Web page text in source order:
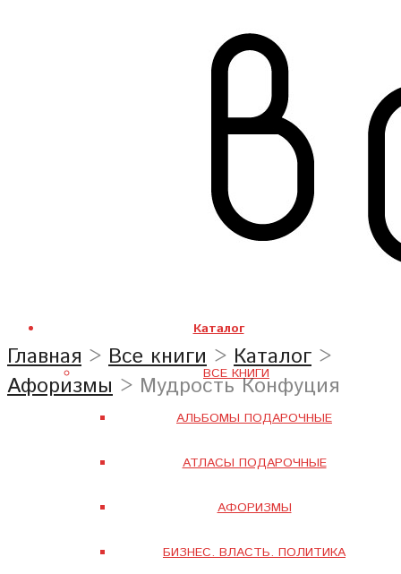
Каталог
ВСЕ КНИГИ
АЛЬБОМЫ ПОДАРОЧНЫЕ
АТЛАСЫ ПОДАРОЧНЫЕ
АФОРИЗМЫ
БИЗНЕС. ВЛАСТЬ. ПОЛИТИКА
Главная > Все книги > Каталог >
Афоризмы > Мудрость Конфуция